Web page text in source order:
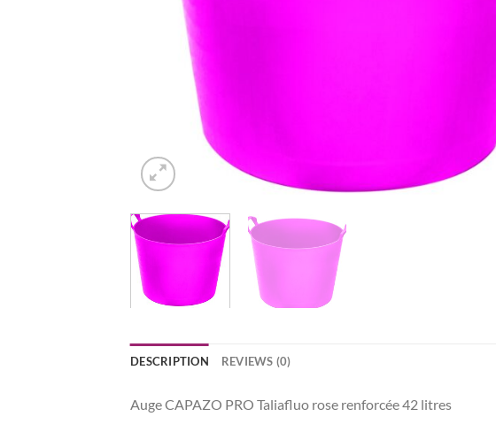
DESCRIPTION REVIEWS (0)
Auge CAPAZO PRO Taliafluo rose renforcée 42 litres